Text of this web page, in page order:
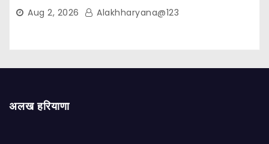
Aug 2, 2026 Alakhharyana@123
अलख हरियाणा